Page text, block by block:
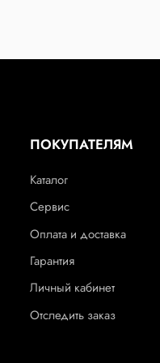
ПОКУПАТЕЛЯМ
Каталог
Сервис
Оплата и доставка
Гарантия
Личный кабинет
Отследить заказ